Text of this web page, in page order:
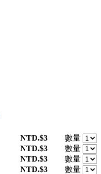
NTD.$3
數量
NTD.$3
數量
NTD.$3
數量
NTD.$3
數量